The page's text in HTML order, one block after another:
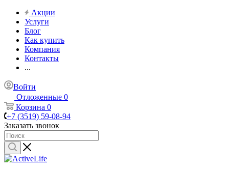
Акции
Услуги
Блог
Как купить
Компания
Контакты
...
Войти
Отложенные 0
Корзина 0
+7 (3519) 59-08-94
Заказать звонок